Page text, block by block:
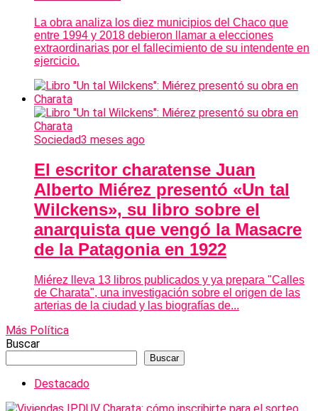
La obra analiza los diez municipios del Chaco que
entre 1994 y 2018 debieron llamar a elecciones
extraordinarias por el fallecimiento de su intendente en
ejercicio.
Sociedad3 meses ago
El escritor charatense Juan
Alberto Miérez presentó «Un tal
Wilckens», su libro sobre el
anarquista que vengó la Masacre
de la Patagonia en 1922
Miérez lleva 13 libros publicados y ya prepara "Calles
de Charata", una investigación sobre el origen de las
arterias de la ciudad y las biografías de...
Más Política
Buscar
Buscar
Destacado